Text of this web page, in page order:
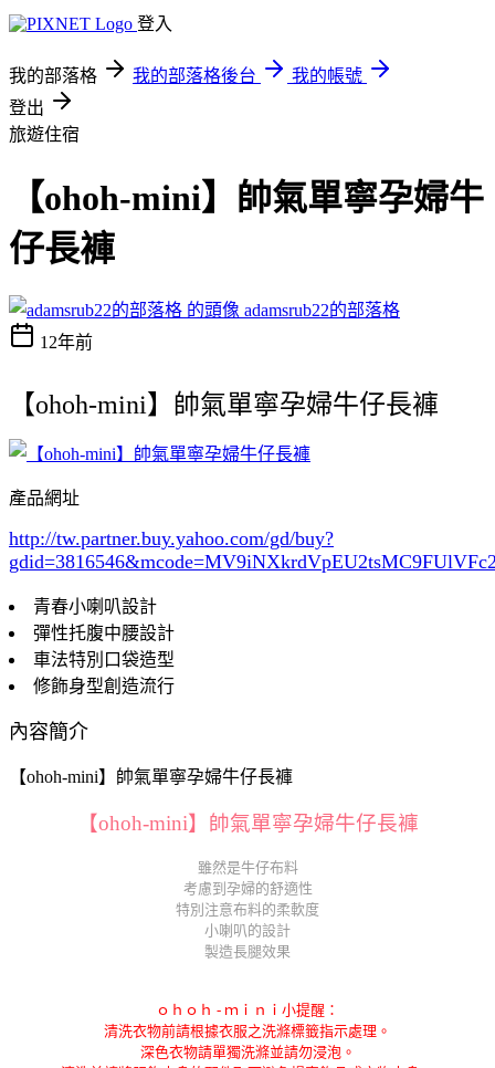
登入
我的部落格 我的部落格後台
我的帳號
登出
旅遊住宿
【ohoh-mini】帥氣單寧孕婦牛
仔長褲
adamsrub22的部落格
12年前
【ohoh-mini】帥氣單寧孕婦牛仔長褲
產品網址
http://tw.partner.buy.yahoo.com/gd/buy?
gdid=3816546
青春小喇叭設計
彈性托腹中腰設計
車法特別口袋造型
修飾身型創造流行
內容簡介
【ohoh-mini】帥氣單寧孕婦牛仔長褲
【ohoh-mini】帥氣單寧孕婦牛仔長褲
雖然是牛仔布料
考慮到孕婦的舒適性
特別注意布料的柔軟度
小喇叭的設計
製造長腿效果
ｏｈｏｈ - ｍｉｎｉ小提醒：
清洗衣物前請根據衣服之洗滌標籤指示處理。
深色衣物請單獨洗滌並請勿浸泡。